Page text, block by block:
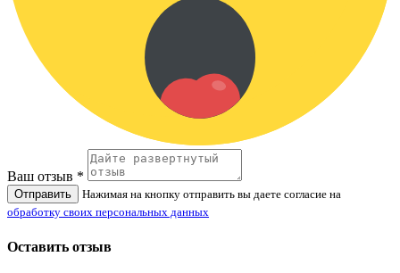
Ваш отзыв *
Отправить
Нажимая на кнопку отправить вы даете согласие на
обработку своих персональных данных
Оставить отзыв